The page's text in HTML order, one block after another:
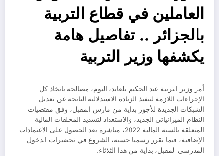
العاملين في قطاع التربية
بالجزائر .. تفاصيل هامة
يكشفها وزير التربية
أمر وزير التربية عبد الحكيم بلعابد، اليوم، مصالحه باتخاذ كل
الإجراءات اللازمة لتنفيذ الزيادة الاستدلالية الناتجة عن تعديل
الشبكات الجديدة للأجور بداية من مارس المقبل، وفق مقتضيات
النظام الميزانياتي الجديد، والاستعداد لتسديد المخلفات المالية
المتعلقة بالسنة المالية 2022، مباشرة بعد الحصول على الاعتمادات
الإضافية، فيما تقرر رسميا حسبه، الشروع في تحضيرات الدخول
المدرسي المقبل، بداية من هذا الثلاثاء.